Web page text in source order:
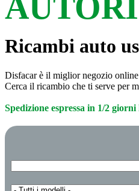
Ricambi auto
Disfacar è il miglior negozio
Cerca il ricambio che ti serve per
Spedizione espressa in 1/2